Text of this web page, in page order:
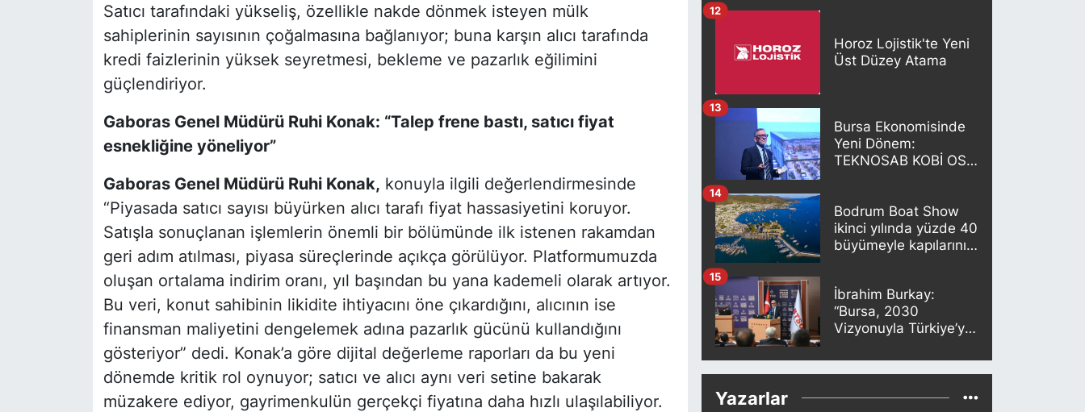
Satıcı tarafındaki yükseliş, özellikle nakde dönmek isteyen mülk
sahiplerinin sayısının çoğalmasına bağlanıyor; buna karşın alıcı tarafında
kredi faizlerinin yüksek seyretmesi, bekleme ve pazarlık eğilimini
güçlendiriyor.
Gaboras Genel Müdürü Ruhi Konak: “Talep frene bastı, satıcı fiyat
esnekliğine yöneliyor”
Gaboras Genel Müdürü Ruhi Konak, konuyla ilgili değerlendirmesinde
“Piyasada satıcı sayısı büyürken alıcı tarafı fiyat hassasiyetini koruyor.
Satışla sonuçlanan işlemlerin önemli bir bölümünde ilk istenen rakamdan
geri adım atılması, piyasa süreçlerinde açıkça görülüyor. Platformumuzda
oluşan ortalama indirim oranı, yıl başından bu yana kademeli olarak artıyor.
Bu veri, konut sahibinin likidite ihtiyacını öne çıkardığını, alıcının ise
finansman maliyetini dengelemek adına pazarlık gücünü kullandığını
gösteriyor” dedi. Konak’a göre dijital değerleme raporları da bu yeni
dönemde kritik rol oynuyor; satıcı ve alıcı aynı veri setine bakarak
müzakere ediyor, gayrimenkulün gerçekçi fiyatına daha hızlı ulaşılabiliyor.
Horoz Lojistik'te Yeni
Üst Düzey Atama
12
Bursa Ekonomisinde
Yeni Dönem:
TEKNOSAB KOBİ OSB
13
Bodrum Boat Show
ikinci yılında yüzde 40
büyümeyle kapılarını
14
İbrahim Burkay:
“Bursa, 2030
Vizyonuyla Türkiye’yi
Edecek”
15
Yazarlar